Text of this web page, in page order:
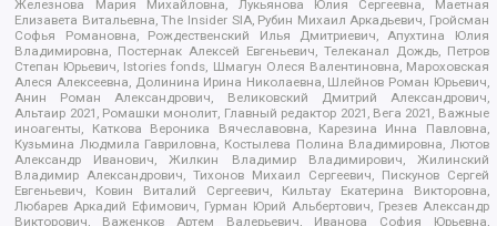
Железнова Мария Михайловна, Лукьянова Юлия Сергеевна, Маетная
Елизавета Витальевна, The Insider SIA, Рубин Михаил Аркадьевич, Гройсман
Софья Романовна, Рождественский Илья Дмитриевич, Апухтина Юлия
Владимировна, Постернак Алексей Евгеньевич, Телеканал Дождь, Петров
Степан Юрьевич, Istories fonds, Шмагун Олеся Валентиновна, Мароховская
Алеся Алексеевна, Долинина Ирина Николаевна, Шлейнов Роман Юрьевич,
Анин Роман Александрович, Великовский Дмитрий Александрович,
Альтаир 2021, Ромашки монолит, Главный редактор 2021, Вега 2021, Важные
иноагенты, Каткова Вероника Вячеславовна, Карезина Инна Павловна,
Кузьмина Людмила Гавриловна, Костылева Полина Владимировна, Лютов
Александр Иванович, Жилкин Владимир Владимирович, Жилинский
Владимир Александрович, Тихонов Михаил Сергеевич, Пискунов Сергей
Евгеньевич, Ковин Виталий Сергеевич, Кильтау Екатерина Викторовна,
Любарев Аркадий Ефимович, Гурман Юрий Альбертович, Грезев Александр
Викторович, Важенков Артем Валерьевич, Иванова София Юрьевна,